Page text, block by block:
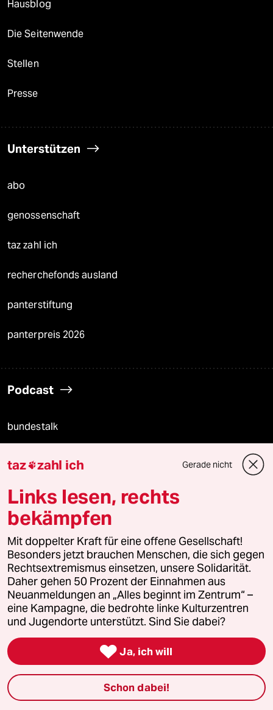
Hausblog
Die Seitenwende
Stellen
Presse
Unterstützen
abo
genossenschaft
taz zahl ich
recherchefonds ausland
panterstiftung
panterpreis 2026
Podcast
bundestalk
klima update°
Mauerecho
Freie Rede
reingehen
Newsletter
team zukunft
taz frisch
taz zahl ich Gerade nicht
Links lesen, rechts
bekämpfen
Mit doppelter Kraft für eine offene Gesellschaft!
Besonders jetzt brauchen Menschen, die sich gegen
Rechtsextremismus einsetzen, unsere Solidarität.
Daher gehen 50 Prozent der Einnahmen aus
Neuanmeldungen an „Alles beginnt im Zentrum“ –
eine Kampagne, die bedrohte linke Kulturzentren
und Jugendorte unterstützt. Sind Sie dabei?
 Ja, ich will
Schon dabei!